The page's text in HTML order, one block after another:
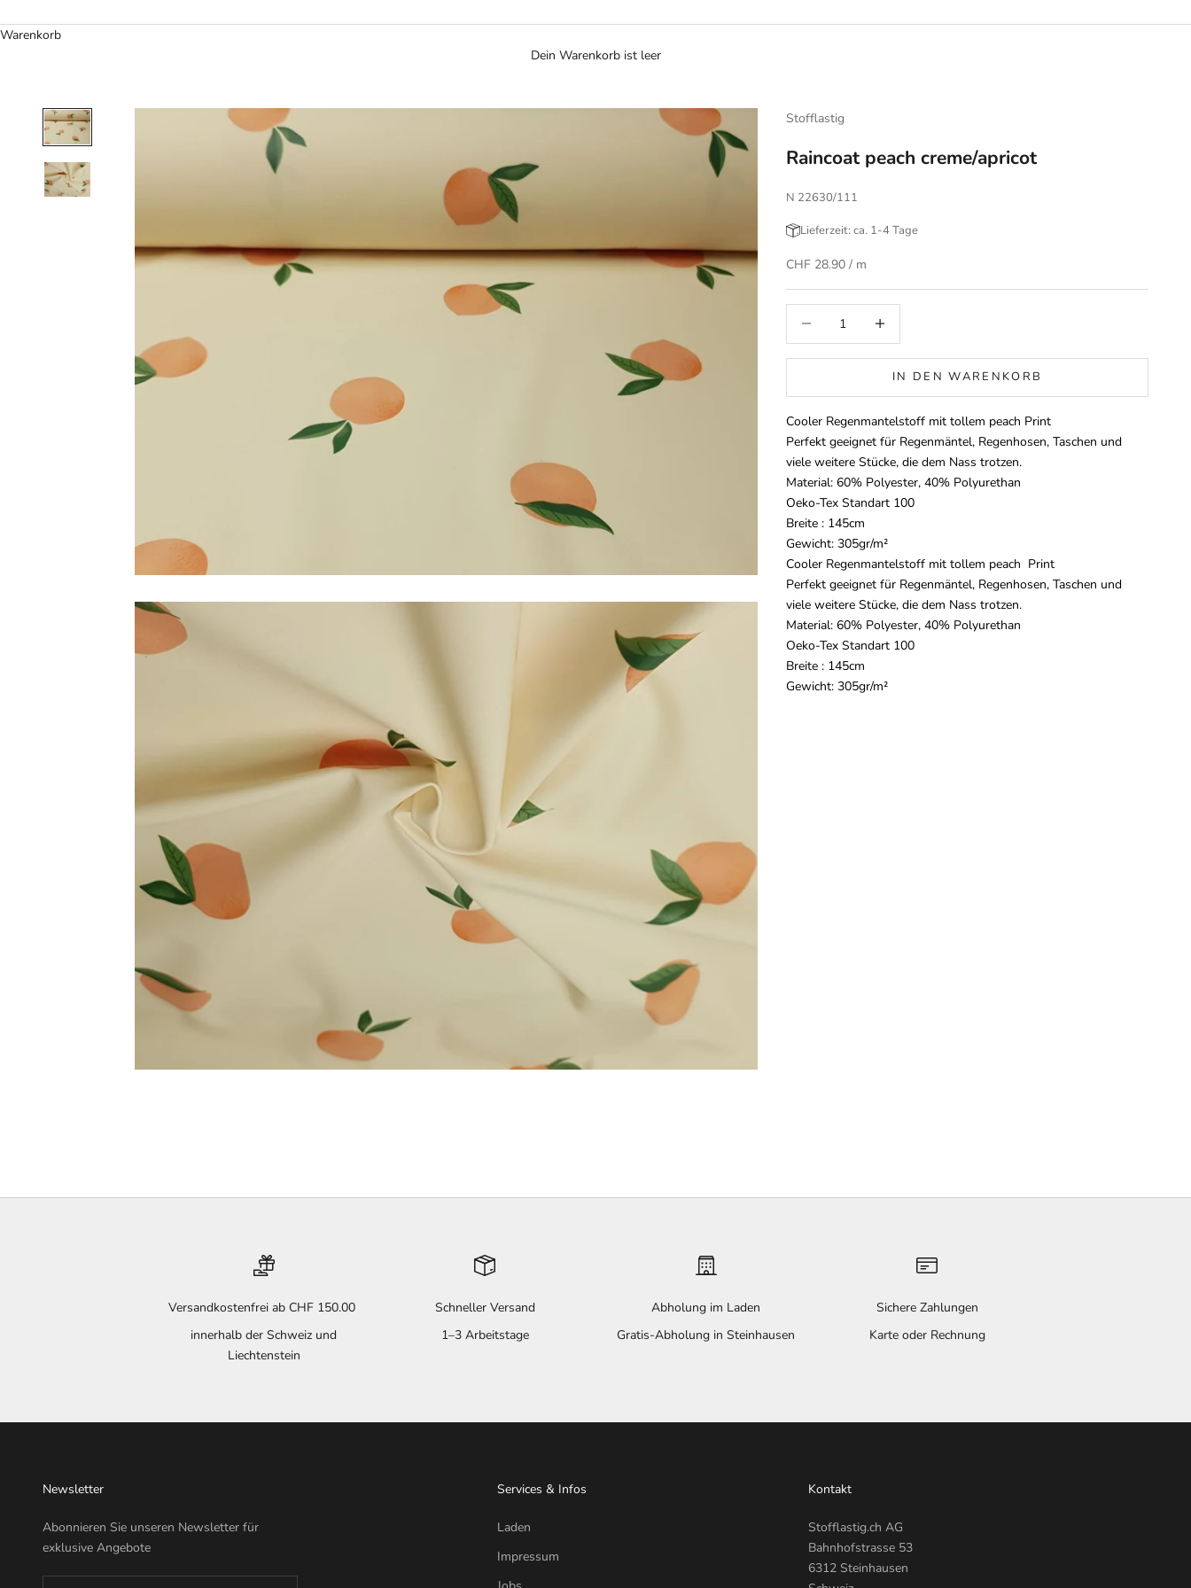
Warenkorb
Dein Warenkorb ist leer
Stofflastig
Raincoat peach creme/apricot
N 22630/111
Lieferzeit: ca. 1-4 Tage
Angebot
CHF 28.90 / m
IN DEN WARENKORB
Cooler Regenmantelstoff mit tollem peach Print
Perfekt geeignet für Regenmäntel, Regenhosen, Taschen und
viele weitere Stücke, die dem Nass trotzen.
Material: 60% Polyester, 40% Polyurethan
Oeko-Tex Standart 100
Breite : 145cm
Gewicht: 305gr/m²
Cooler Regenmantelstoff mit tollem peach Print
Perfekt geeignet für Regenmäntel, Regenhosen, Taschen und
viele weitere Stücke, die dem Nass trotzen.
Material: 60% Polyester, 40% Polyurethan
Oeko-Tex Standart 100
Breite : 145cm
Gewicht: 305gr/m²
Versandkostenfrei ab CHF 150.00
innerhalb der Schweiz und
Liechtenstein
Schneller Versand
1–3 Arbeitstage
Abholung im Laden
Gratis-Abholung in Steinhausen
Sichere Zahlungen
Karte oder Rechnung
Newsletter
Abonnieren Sie unseren Newsletter für
exklusive Angebote
Services & Infos
Laden
Impressum
Kontakt
Stofflastig.ch AG
Bahnhofstrasse 53
6312 Steinhausen